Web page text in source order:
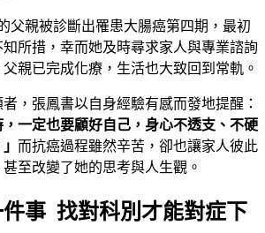
父親被診斷出罹患大腸癌第四期，最初
所措，幸而她及時尋求家人與專業諮詢
親已完成化療，生活也大致回到常軌。
，張鳳書以自身經驗有感而發地提醒：
，一定也要顧好自己，身心不透支、不硬
而抗癌過程雖然辛苦，卻也讓家人彼此
至改變了她的思考與人生觀。
事 找對科別才能對症下